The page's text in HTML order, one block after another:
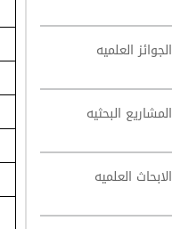
الجوائز العلميه
المشاريع البحثيه
الابحاث العلميه